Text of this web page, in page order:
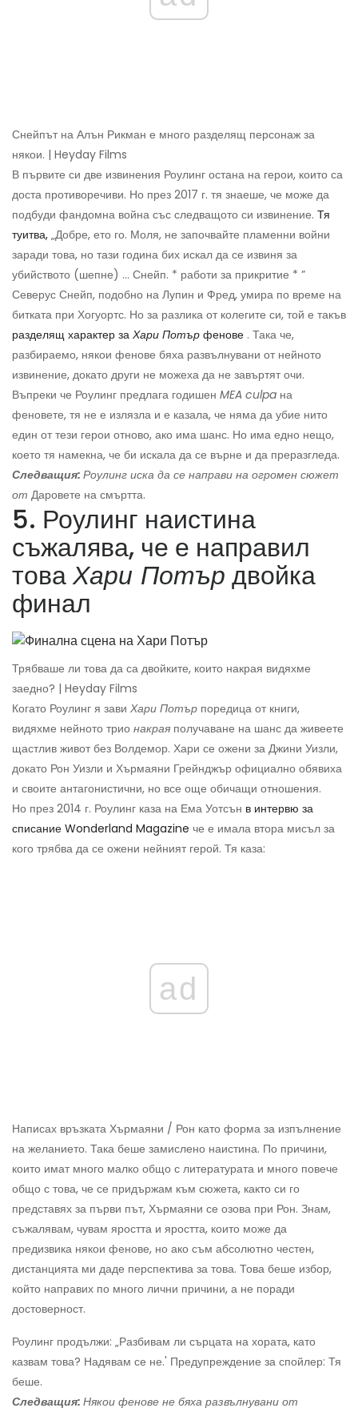
Снейпът на Алън Рикман е много разделящ персонаж за
някои. | Heyday Films
В първите си две извинения Роулинг остана на герои, които са
доста противоречиви. Но през 2017 г. тя знаеше, че може да
подбуди фандомна война със следващото си извинение. Тя
туитва, „Добре, ето го. Моля, не започвайте пламенни войни
заради това, но тази година бих искал да се извиня за
убийството (шепне) ... Снейп. * работи за прикритие * ”
Северус Снейп, подобно на Лупин и Фред, умира по време на
битката при Хогуортс. Но за разлика от колегите си, той е такъв
разделящ характер за Хари Потър фенове . Така че,
разбираемо, някои фенове бяха развълнувани от нейното
извинение, докато други не можеха да не завъртят очи.
Въпреки че Роулинг предлага годишен MEA culpa на
феновете, тя не е излязла и е казала, че няма да убие нито
един от тези герои отново, ако има шанс. Но има едно нещо,
което тя намекна, че би искала да се върне и да преразгледа.
Следващия: Роулинг иска да се направи на огромен сюжет
от Даровете на смъртта.
5. Роулинг наистина
съжалява, че е направил
товаХари Потър двойка
финал
Трябваше ли това да са двойките, които накрая видяхме
заедно? | Heyday Films
Когато Роулинг я зави Хари Потър поредица от книги,
видяхме нейното трио накрая получаване на шанс да живеете
щастлив живот без Волдемор. Хари се ожени за Джини Уизли,
докато Рон Уизли и Хърмаяни Грейнджър официално обявиха
и своите антагонистични, но все още обичащи отношения.
Но през 2014 г. Роулинг каза на Ема Уотсън в интервю за
списание Wonderland Magazine че е имала втора мисъл за
кого трябва да се ожени нейният герой. Тя каза:
ad
Написах връзката Хърмаяни / Рон като форма за изпълнение
на желанието. Така беше замислено наистина. По причини,
които имат много малко общо с литературата и много повече
общо с това, че се придържам към сюжета, както си го
представях за първи път, Хърмаяни се озова при Рон. Знам,
съжалявам, чувам яростта и яростта, които може да
предизвика някои фенове, но ако съм абсолютно честен,
дистанцията ми даде перспектива за това. Това беше избор,
който направих по много лични причини, а не поради
достоверност.
Роулинг продължи: „Разбивам ли сърцата на хората, като
казвам това? Надявам се не.' Предупреждение за спойлер: Тя
беше.
Следващия: Някои фенове не бяха развълнувани от